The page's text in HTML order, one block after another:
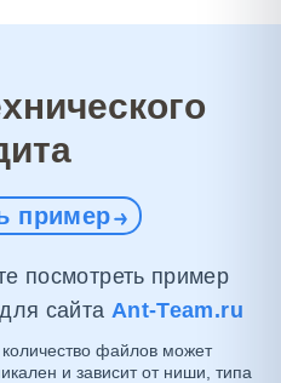
в nofollow
пример
посмотреть пример
сайта Ant-Team.ru
файлов может
и зависит от ниши, типа